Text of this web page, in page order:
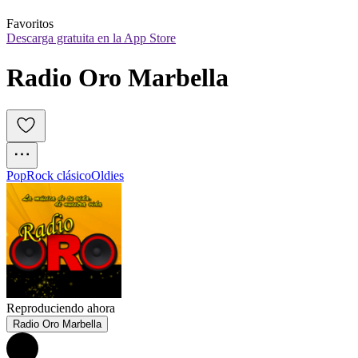
Favoritos
Descarga gratuita en la App Store
Radio Oro Marbella
PopRock clásicoOldies
Reproduciendo ahora
Radio Oro Marbella